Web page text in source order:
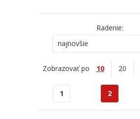
Radenie:
najnovšie
Zobrazovať po 10 20
1 2